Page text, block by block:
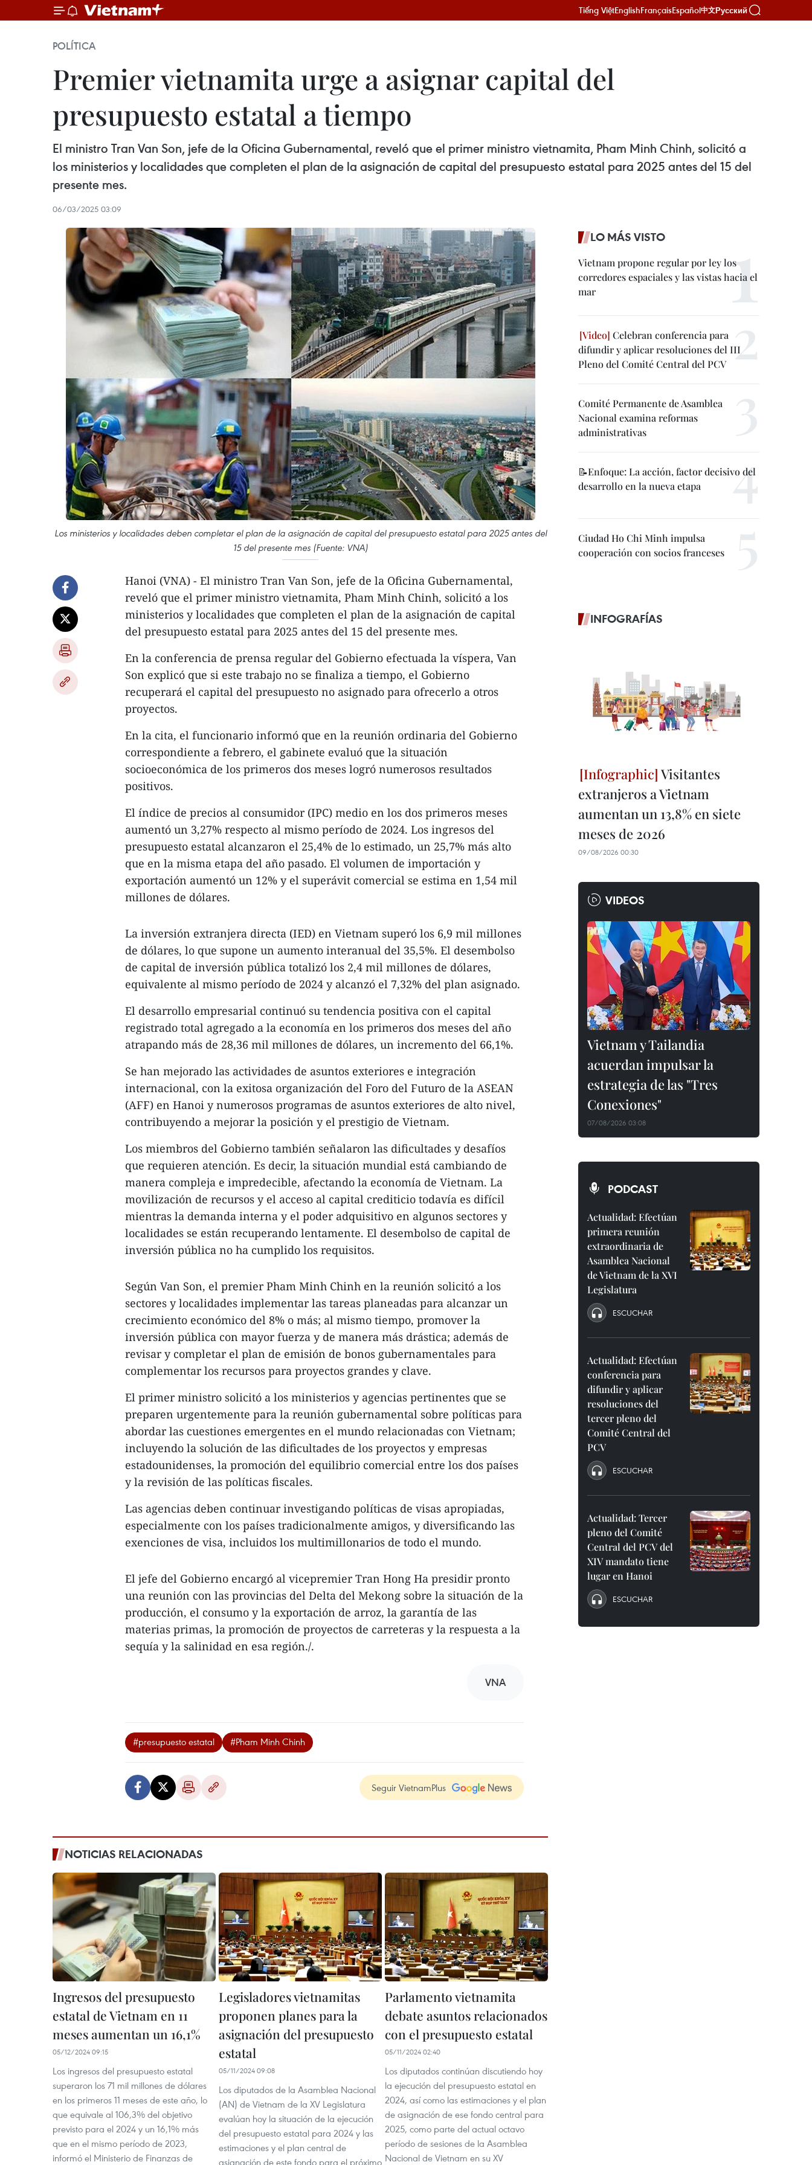
Tiếng ViệtEnglishFrançaisEspañol中文Русский
POLÍTICA
Premier vietnamita urge a asignar capital del
presupuesto estatal a tiempo
El ministro Tran Van Son, jefe de la Oficina Gubernamental, reveló que el primer ministro vietnamita, Pham Minh Chinh, solicitó a
los ministerios y localidades que completen el plan de la asignación de capital del presupuesto estatal para 2025 antes del 15 del
presente mes.
06/03/2025 03:09
Los ministerios y localidades deben completar el plan de la asignación de capital del presupuesto estatal para 2025 antes del
15 del presente mes (Fuente: VNA)
Hanoi (VNA) - El ministro Tran Van Son, jefe de la Oficina Gubernamental,
reveló que el primer ministro vietnamita, Pham Minh Chinh, solicitó a los
ministerios y localidades que completen el plan de la asignación de capital
del presupuesto estatal para 2025 antes del 15 del presente mes.
En la conferencia de prensa regular del Gobierno efectuada la víspera, Van
Son explicó que si este trabajo no se finaliza a tiempo, el Gobierno
recuperará el capital del presupuesto no asignado para ofrecerlo a otros
proyectos.
En la cita, el funcionario informó que en la reunión ordinaria del Gobierno
correspondiente a febrero, el gabinete evaluó que la situación
socioeconómica de los primeros dos meses logró numerosos resultados
positivos.
El índice de precios al consumidor (IPC) medio en los dos primeros meses
aumentó un 3,27% respecto al mismo período de 2024. Los ingresos del
presupuesto estatal alcanzaron el 25,4% de lo estimado, un 25,7% más alto
que en la misma etapa del año pasado. El volumen de importación y
exportación aumentó un 12% y el superávit comercial se estima en 1,54 mil
millones de dólares.
La inversión extranjera directa (IED) en Vietnam superó los 6,9 mil millones
de dólares, lo que supone un aumento interanual del 35,5%. El desembolso
de capital de inversión pública totalizó los 2,4 mil millones de dólares,
equivalente al mismo período de 2024 y alcanzó el 7,32% del plan asignado.
El desarrollo empresarial continuó su tendencia positiva con el capital
registrado total agregado a la economía en los primeros dos meses del año
atrapando más de 28,36 mil millones de dólares, un incremento del 66,1%.
Se han mejorado las actividades de asuntos exteriores e integración
internacional, con la exitosa organización del Foro del Futuro de la ASEAN
(AFF) en Hanoi y numerosos programas de asuntos exteriores de alto nivel,
contribuyendo a mejorar la posición y el prestigio de Vietnam.
Los miembros del Gobierno también señalaron las dificultades y desafíos
que requieren atención. Es decir, la situación mundial está cambiando de
manera compleja e impredecible, afectando la economía de Vietnam. La
movilización de recursos y el acceso al capital crediticio todavía es difícil
mientras la demanda interna y el poder adquisitivo en algunos sectores y
localidades se están recuperando lentamente. El desembolso de capital de
inversión pública no ha cumplido los requisitos.
Según Van Son, el premier Pham Minh Chinh en la reunión solicitó a los
sectores y localidades implementar las tareas planeadas para alcanzar un
crecimiento económico del 8% o más; al mismo tiempo, promover la
inversión pública con mayor fuerza y de manera más drástica; además de
revisar y completar el plan de emisión de bonos gubernamentales para
complementar los recursos para proyectos grandes y clave.
El primer ministro solicitó a los ministerios y agencias pertinentes que se
preparen urgentemente para la reunión gubernamental sobre políticas para
abordar las cuestiones emergentes en el mundo relacionadas con Vietnam;
incluyendo la solución de las dificultades de los proyectos y empresas
estadounidenses, la promoción del equilibrio comercial entre los dos países
y la revisión de las políticas fiscales.
Las agencias deben continuar investigando políticas de visas apropiadas,
especialmente con los países tradicionalmente amigos, y diversificando las
exenciones de visa, incluidos los multimillonarios de todo el mundo.
El jefe del Gobierno encargó al vicepremier Tran Hong Ha presidir pronto
una reunión con las provincias del Delta del Mekong sobre la situación de la
producción, el consumo y la exportación de arroz, la garantía de las
materias primas, la promoción de proyectos de carreteras y la respuesta a la
sequía y la salinidad en esa región./.
VNA
#presupuesto estatal #Pham Minh Chinh
Seguir VietnamPlus
NOTICIAS RELACIONADAS
Ingresos del presupuesto
estatal de Vietnam en 11
meses aumentan un 16,1%
05/12/2024 09:15
Los ingresos del presupuesto estatal
superaron los 71 mil millones de dólares
en los primeros 11 meses de este año, lo
que equivale al 106,3% del objetivo
previsto para el 2024 y un 16,1% más
que en el mismo período de 2023,
informó el Ministerio de Finanzas de
Legisladores vietnamitas
proponen planes para la
asignación del presupuesto
estatal
05/11/2024 09:08
Los diputados de la Asamblea Nacional
(AN) de Vietnam de la XV Legislatura
evalúan hoy la situación de la ejecución
del presupuesto estatal para 2024 y las
estimaciones y el plan central de
asignación de este fondo para el próximo
Parlamento vietnamita
debate asuntos relacionados
con el presupuesto estatal
05/11/2024 02:40
Los diputados continúan discutiendo hoy
la ejecución del presupuesto estatal en
2024, así como las estimaciones y el plan
de asignación de ese fondo central para
2025, como parte del actual octavo
período de sesiones de la Asamblea
Nacional de Vietnam en su XV
LO MÁS VISTO
Vietnam propone regular por ley los
corredores espaciales y las vistas hacia el
mar
Celebran conferencia para
difundir y aplicar resoluciones del III
Pleno del Comité Central del PCV
Comité Permanente de Asamblea
Nacional examina reformas
administrativas
📝Enfoque: La acción, factor decisivo del
desarrollo en la nueva etapa
Ciudad Ho Chi Minh impulsa
cooperación con socios franceses
INFOGRAFÍAS
Visitantes
extranjeros a Vietnam
aumentan un 13,8% en siete
meses de 2026
09/08/2026 00:30
VIDEOS
Vietnam y Tailandia
acuerdan impulsar la
estrategia de las "Tres
Conexiones"
07/08/2026 03:08
PODCAST
Actualidad: Efectúan
primera reunión
extraordinaria de
Asamblea Nacional
de Vietnam de la XVI
Legislatura
ESCUCHAR
Actualidad: Efectúan
conferencia para
difundir y aplicar
resoluciones del
tercer pleno del
Comité Central del
PCV
ESCUCHAR
Actualidad: Tercer
pleno del Comité
Central del PCV del
XIV mandato tiene
lugar en Hanoi
ESCUCHAR